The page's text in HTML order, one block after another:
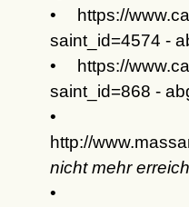
• https://
saint_id=4574 -
• https://
saint_id=868 -
•
http://
nicht mehr
•